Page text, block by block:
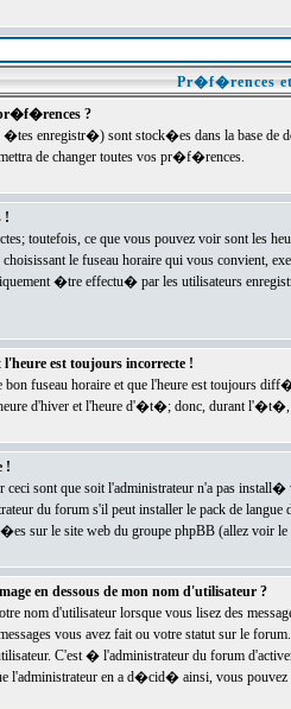
Pr�f�rences
?
enregistr�) sont stock�es dans la base de
de changer toutes vos pr�f�rences.
!
toutefois, ce que vous pouvez voir sont
le fuseau horaire qui vous convient,
�tre effectu� par les utilisateurs
est toujours incorrecte !
fuseau horaire et que l'heure est toujours
d'hiver et l'heure d'�t�; donc, durant
!
ceci sont que soit l'administrateur n'a pas
du forum s'il peut installer le pack de
sur le site web du groupe phpBB (allez voir le
en dessous de mon nom d'utilisateur ?
nom d'utilisateur lorsque vous lisez des
vous avez fait ou votre statut sur le
C'est � l'administrateur du forum
l'administrateur en a d�cid� ainsi, vous